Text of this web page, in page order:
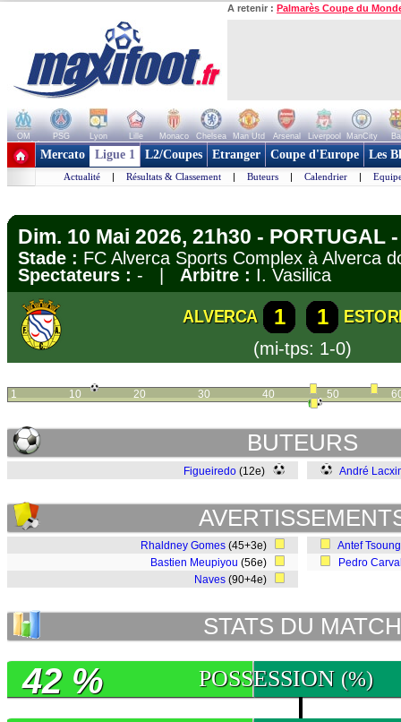
A retenir : Palmarès Coupe du
OM PSG Lyon Lille Monaco Chelsea Man Utd Arsenal Liverpool ManCity
+ de clubs
Mercato Ligue 1 L2/Coupes Etranger Coupe d'Europe Les
Actualité | Résultats & Classement | Buteurs | Calendrier |
Dim. 10 Mai 2026, 21h30 - PORTUGAL
Stade : FC Alverca Sports Complex à
Spectateurs : - | Arbitre : I. Vasilica
ALVERCA 1 1
(mi-tps: 1-0)
1 10 20 30 40 50
BUTEURS
Figueiredo (12e) André
Rhaldney Gomes (45+3e)
Bastien Meupiyou (56e)
Naves (90+4e)
Antef
Pedro
STATS DU MATCH
POSSESSION (%)
42 %